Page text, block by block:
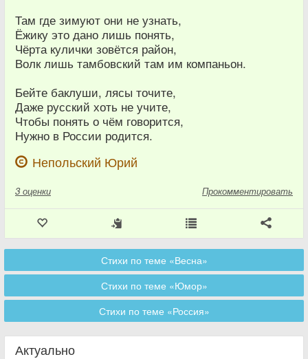
Там где зимуют они не узнать,
Ёжику это дано лишь понять,
Чёрта кулички зовётся район,
Волк лишь тамбовский там им компаньон.
Бейте баклуши, лясы точите,
Даже русский хоть не учите,
Чтобы понять о чём говорится,
Нужно в России родится.
Непольский Юрий
3 оценки Прокомментировать
Стихи по теме «Весна»
Стихи по теме «Юмор»
Стихи по теме «Россия»
Актуально